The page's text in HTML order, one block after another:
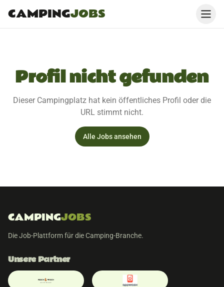
CAMPINGJOBS
Profil nicht gefunden
Dieser Campingplatz hat kein öffentliches Profil oder die
URL stimmt nicht.
Alle Jobs ansehen
CAMPINGJOBS
Die Job-Plattform für die Camping-Branche.
Unsere Partner